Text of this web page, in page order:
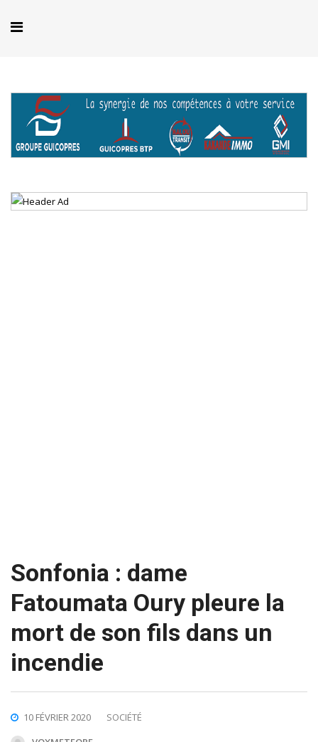
Sonfonia : dame
Fatoumata Oury pleure la
mort de son fils dans un
incendie
10 FÉVRIER 2020
SOCIÉTÉ